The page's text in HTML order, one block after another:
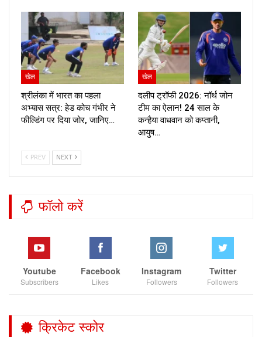
खेल
श्रीलंका में भारत का पहला
अभ्यास सत्र: हेड कोच गंभीर ने
फील्डिंग पर दिया जोर, जानिए…
खेल
दलीप ट्रॉफी 2026: नॉर्थ जोन
टीम का ऐलान! 24 साल के
कन्हैया वाधवान को कप्तानी,
आयुष…
PREV NEXT
फॉलो करें
Youtube
Subscribers
Facebook
Likes
Instagram
Followers
Twitter
Followers
क्रिकेट स्कोर